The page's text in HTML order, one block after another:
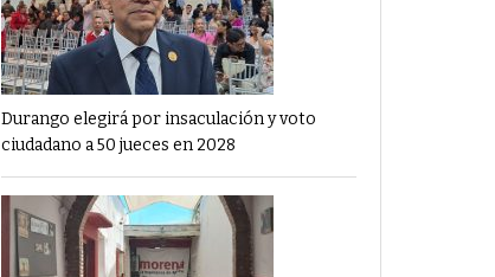
Durango elegirá por insaculación y voto
ciudadano a 50 jueces en 2028